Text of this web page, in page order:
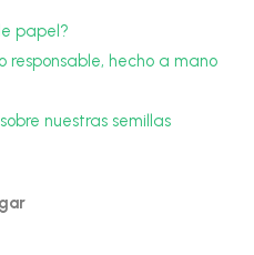
papel?
responsable, hecho a mano
nuestras semillas